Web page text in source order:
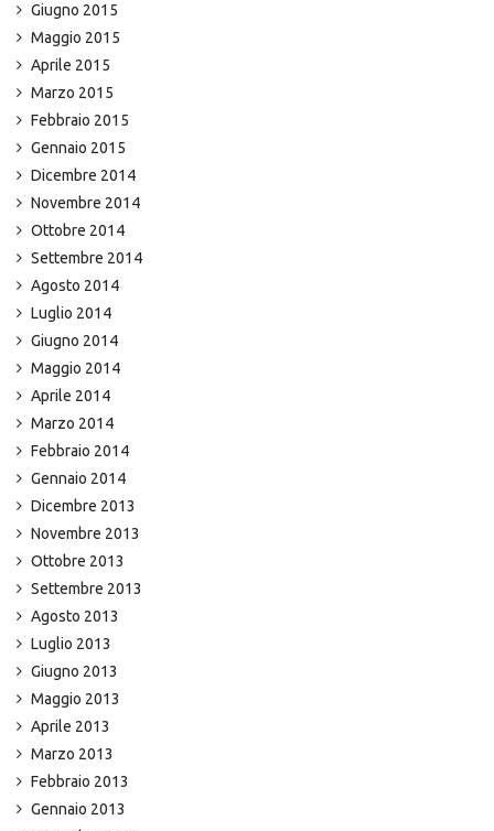
Giugno 2015
Maggio 2015
Aprile 2015
Marzo 2015
Febbraio 2015
Gennaio 2015
Dicembre 2014
Novembre 2014
Ottobre 2014
Settembre 2014
Agosto 2014
Luglio 2014
Giugno 2014
Maggio 2014
Aprile 2014
Marzo 2014
Febbraio 2014
Gennaio 2014
Dicembre 2013
Novembre 2013
Ottobre 2013
Settembre 2013
Agosto 2013
Luglio 2013
Giugno 2013
Maggio 2013
Aprile 2013
Marzo 2013
Febbraio 2013
Gennaio 2013